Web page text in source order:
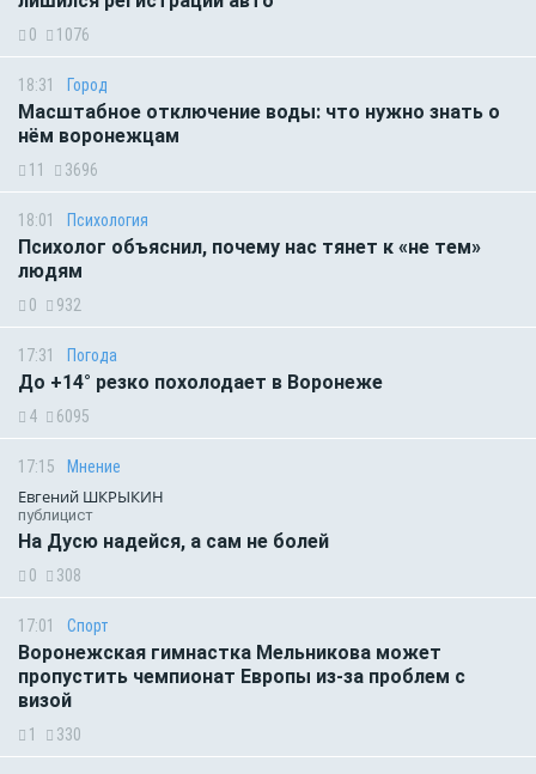
0 1076
18:31 Город
Масштабное отключение воды: что нужно знать о
нём воронежцам
11 3696
18:01 Психология
Психолог объяснил, почему нас тянет к «не тем»
людям
0 932
17:31 Погода
До +14° резко похолодает в Воронеже
4 6095
17:15 Мнение
Евгений ШКРЫКИН
публицист
На Дусю надейся, а сам не болей
0 308
17:01 Спорт
Воронежская гимнастка Мельникова может
пропустить чемпионат Европы из-за проблем с
визой
1 330